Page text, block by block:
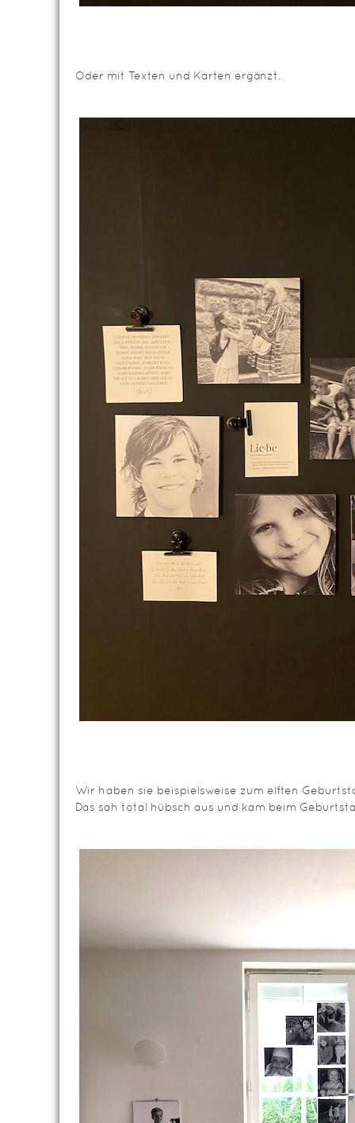
Oder mit Texten und Karten ergänzt.
Wir haben sie beispielsweise zum elften
Das sah total hübsch aus und kam beim